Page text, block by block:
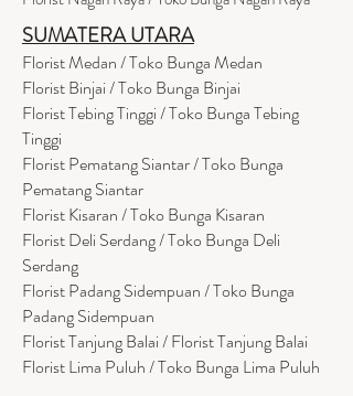
SUMATERA UTARA
Florist Medan / Toko Bunga Medan
Florist Binjai / Toko Bunga Binjai
Florist Tebing Tinggi / Toko Bunga Tebing
Tinggi
Florist Pematang Siantar / Toko Bunga
Pematang Siantar
Florist Kisaran / Toko Bunga Kisaran
Florist Deli Serdang / Toko Bunga Deli
Serdang
Florist Padang Sidempuan / Toko Bunga
Padang Sidempuan
Florist Tanjung Balai / Florist Tanjung Balai
Florist Lima Puluh / Toko Bunga Lima Puluh